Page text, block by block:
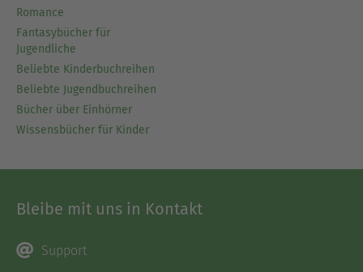
Romance
Fantasybücher für
Jugendliche
Beliebte Kinderbuchreihen
Beliebte Jugendbuchreihen
Bücher über Einhörner
Wissensbücher für Kinder
Bleibe mit uns in Kontakt
Support